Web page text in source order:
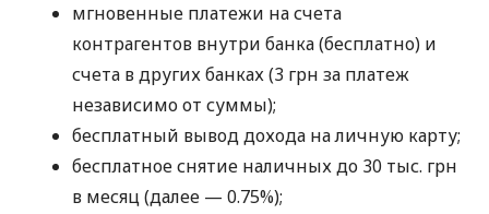
мгновенные платежи на счета
контрагентов внутри банка (бесплатно) и
счета в других банках (3 грн за платеж
независимо от суммы);
бесплатный вывод дохода на личную карту;
бесплатное снятие наличных до 30 тыс. грн
в месяц (далее — 0.75%);